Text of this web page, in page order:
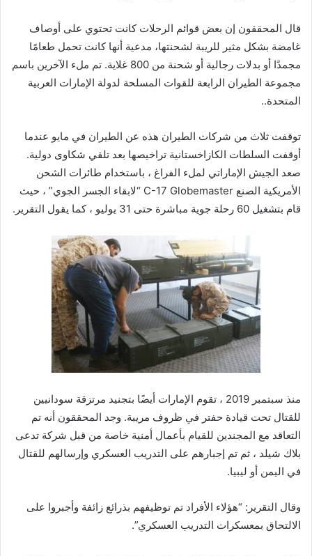
قال المحققون إن بعض قوائم الرحلات كانت تحتوي على أوصاف
غامضة بشكل مثير للريبة لشحنتها، مدعية أنها كانت تحمل طعامًا
مجمدًا أو بدلات رجالية أو شحنة من 800 غلاية. تم ملء الآخرين باسم
مجموعة الطيران الرابعة للقوات المسلحة لدولة الإمارات العربية
المتحدة..
توقفت ثلاث من شركات الطيران هذه عن الطيران في مايو عندما
أوقفت السلطات الكازاخستانية تراخيصها بعد تلقي شكاوى دولية.
صعد الجيش الإماراتي لملء الفراغ ، باستخدام طائرات الشحن
الأمريكية الصنع C-17 Globemaster “لابقاء الجسر الجوي” ، حيث
قام بتشغيل 60 رحلة جوية مباشرة حتى 31 يوليو ، كما يقول التقرير.
منذ سبتمبر 2019 ، تقوم الإمارات أيضًا بتجنيد مرتزقة سودانيين
للقتال تحت قيادة حفتر في ظروف مريبة. وجد المحققون أنه تم
التعاقد مع المجندين للقيام بأعمال أمنية خاصة من قبل شركة تدعى
بلاك شيلد ، ثم تم إجبارهم على التدريب العسكري وإرسالهم للقتال
في اليمن أو ليبيا.
وقال التقرير: “هؤلاء الأفراد تم توظيفهم بذرائع زائفة وأجبروا على
الالتحاق بمعسكرات التدريب العسكري”.